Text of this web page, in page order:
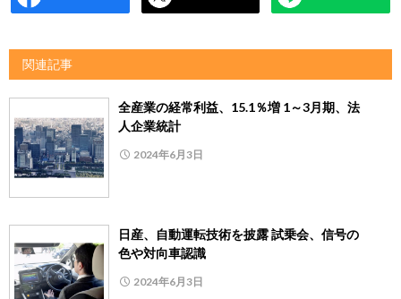
関連記事
全産業の経常利益、15.1％増 1～3月期、法
人企業統計
2024年6月3日
日産、自動運転技術を披露 試乗会、信号の
色や対向車認識
2024年6月3日